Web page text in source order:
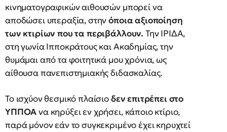
κινηματογραφικών αιθουσών μπορεί να
αποδώσει υπεραξία, στηνόποια αξιοποίηση
των κτιρίων που τα περιβάλλουν. Την ΙΡΙΔΑ,
στη γωνία Ιπποκράτους και Ακαδημίας, την
θυμάμαι από τα φοιτητικά μου χρόνια, ως
αίθουσα πανεπιστημιακής διδασκαλίας.
Το ισχύον θεσμικό πλαίσιοδεν επιτρέπει στο
ΥΠΠΟΑνα κηρύξει εν χρήσει, κάποιο κτίριο,
παρά μόνον εάν το συγκεκριμένο έχει κηρυχτεί